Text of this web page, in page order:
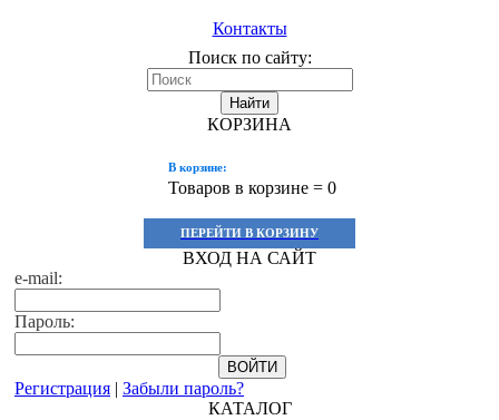
Контакты
Поиск по сайту:
Найти
КОРЗИНА
В корзине:
Товаров в корзине = 0
ПЕРЕЙТИ В КОРЗИНУ
ВХОД НА САЙТ
e-mail:
Пароль:
Регистрация | Забыли пароль?
КАТАЛОГ